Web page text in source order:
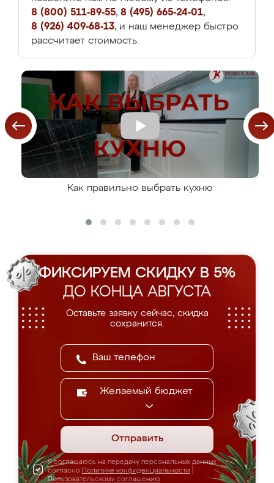
8 (800) 511-89-55, 8 (495) 665-24-01,
8 (926) 409-68-13, и наш менеджер быстро
рассчитает стоимость.
Как правильно выбрать кухню
ФИКСИРУЕМ СКИДКУ В 5%
ДО КОНЦА АВГУСТА
Оставьте заявку сейчас, скидка
сохранится.
Желаемый бюджет
Отправить
Я соглашаюсь на передачу персональных данных
согласно Политике конфиденциальности
Пользовательскому соглашению